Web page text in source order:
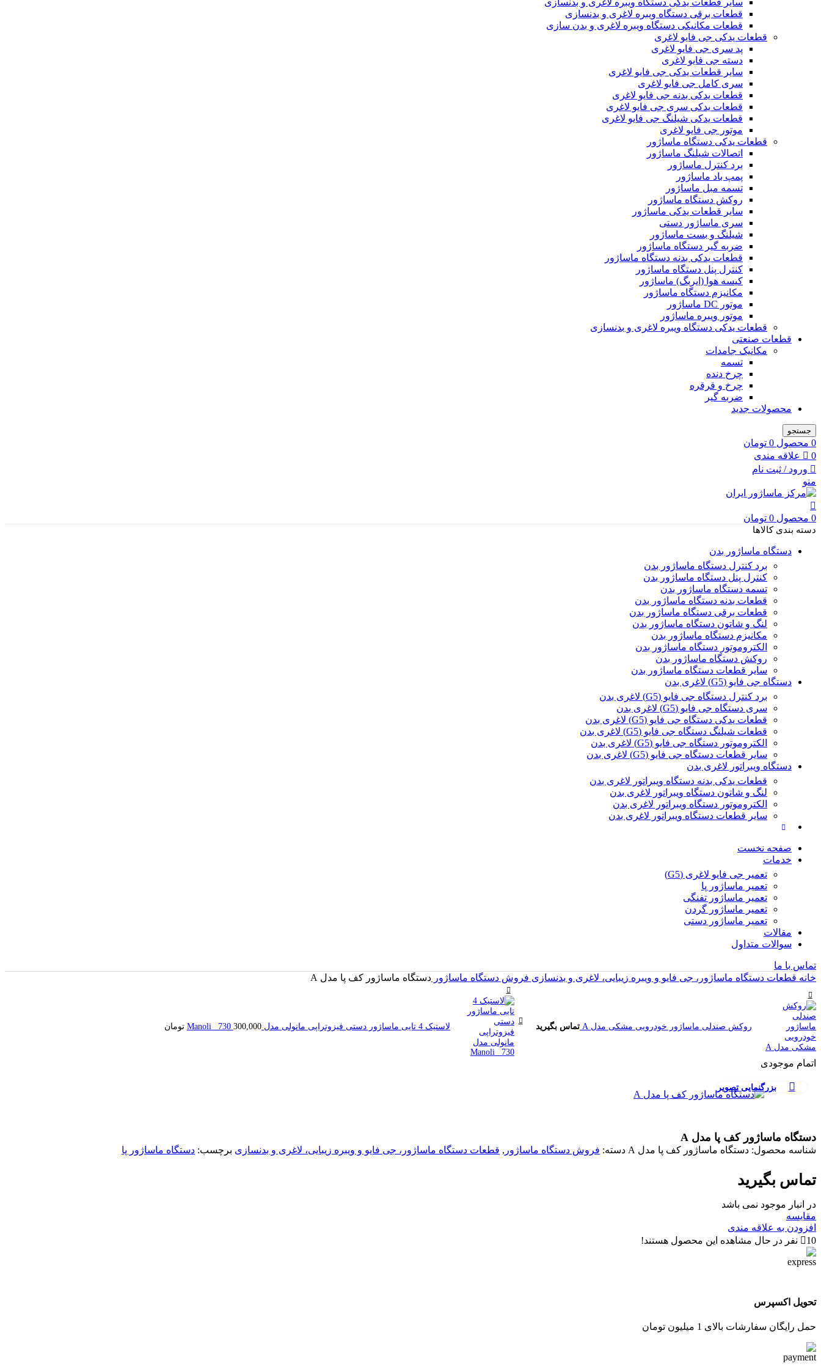
سایر قطعات یدکی دستگاه ویبره لاغری و بدنسازی
قطعات برقی دستگاه ویبره لاغری و بدنسازی
قطعات مکانیکی دستگاه ویبره لاغری و بدن سازی
قطعات یدکی جی فایو لاغری
پد سری جی فایو لاغری
دسته جی فایو لاغری
سایر قطعات یدکی جی فایو لاغری
سری کامل جی فایو لاغری
قطعات یدکی بدنه جی فایو لاغری
قطعات یدکی سری جی فایو لاغری
قطعات یدکی شیلنگ جی فایو لاغری
موتور جی فایو لاغری
قطعات یدکی دستگاه ماساژور
اتصالات شیلنگ ماساژور
برد کنترل ماساژور
پمپ باد ماساژور
تسمه مبل ماساژور
روکش دستگاه ماساژور
سایر قطعات یدکی ماساژور
سری ماساژور دستی
شیلنگ و بست ماساژور
ضربه گیر دستگاه ماساژور
قطعات یدکی بدنه دستگاه ماساژور
کنترل پنل دستگاه ماساژور
کیسه هوا (ایربگ) ماساژور
مکانیزم دستگاه ماساژور
موتور DC ماساژور
موتور ویبره ماساژور
قطعات یدکی دستگاه ویبره لاغری و بدنسازی
قطعات صنعتی
مکانیک جامدات
تسمه
چرخ دنده
چرخ و قرقره
ضربه گیر
محصولات جدید
جستجو
0 محصول 0 تومان
0
علاقه مندی
ورود / ثبت نام
منو
0 محصول 0 تومان
دسته بندی کالاها
دستگاه ماساژور بدن
برد کنترل دستگاه ماساژور بدن
کنترل پنل دستگاه ماساژور بدن
تسمه دستگاه ماساژور بدن
قطعات بدنه دستگاه ماساژور بدن
قطعات برقی دستگاه ماساژور بدن
لنگ و شاتون دستگاه ماساژور بدن
مکانیزم دستگاه ماساژور بدن
الکتروموتور دستگاه ماساژور بدن
روکش دستگاه ماساژور بدن
سایر قطعات دستگاه ماساژور بدن
دستگاه جی فایو (G5) لاغری بدن
برد کنترل دستگاه جی فایو (G5) لاغری بدن
سری دستگاه جی فایو (G5) لاغری بدن
قطعات یدکی دستگاه جی فایو (G5) لاغری بدن
قطعات شیلنگ دستگاه جی فایو (G5) لاغری بدن
الکتروموتور دستگاه جی فایو (G5) لاغری بدن
سایر قطعات دستگاه جی فایو (G5) لاغری بدن
دستگاه ویبراتور لاغری بدن
قطعات یدکی بدنه دستگاه ویبراتور لاغری بدن
لنگ و شاتون دستگاه ویبراتور لاغری بدن
الکتروموتور دستگاه ویبراتور لاغری بدن
سایر قطعات دستگاه ویبراتور لاغری بدن
صفحه نخست
خدمات
تعمیر جی فایو لاغری (G5)
تعمیر ماساژور پا
تعمیر ماساژور تفنگی
تعمیر ماساژور گردن
تعمیر ماساژور دستی
مقالات
سوالات متداول
تماس با ما
خانه قطعات دستگاه ماساژور، جی فایو و ویبره زیبایی، لاغری و بدنسازی فروش دستگاه ماساژور دستگاه ماساژور کف پا مدل A
روکش صندلی ماساژور خودرویی مشکی مدل A تماس بگیرید لاستیک 4 تایی ماساژور دستی فیزوتراپی مانولی مدل Manoli _730 300,000 تومان
اتمام موجودی
بزرگنمایی تصویر
دستگاه ماساژور کف پا مدل A
شناسه محصول: دستگاه ماساژور کف پا مدل A دسته: فروش دستگاه ماساژور , قطعات دستگاه ماساژور، جی فایو و ویبره زیبایی، لاغری و بدنسازی برچسب: دستگاه ماساژور پا
تماس بگیرید
در انبار موجود نمی باشد
مقایسه
افزودن به علاقه مندی
10
نفر در حال مشاهده این محصول هستند!
تحویل اکسپرس
حمل رایگان سفارشات بالای 1 میلیون تومان